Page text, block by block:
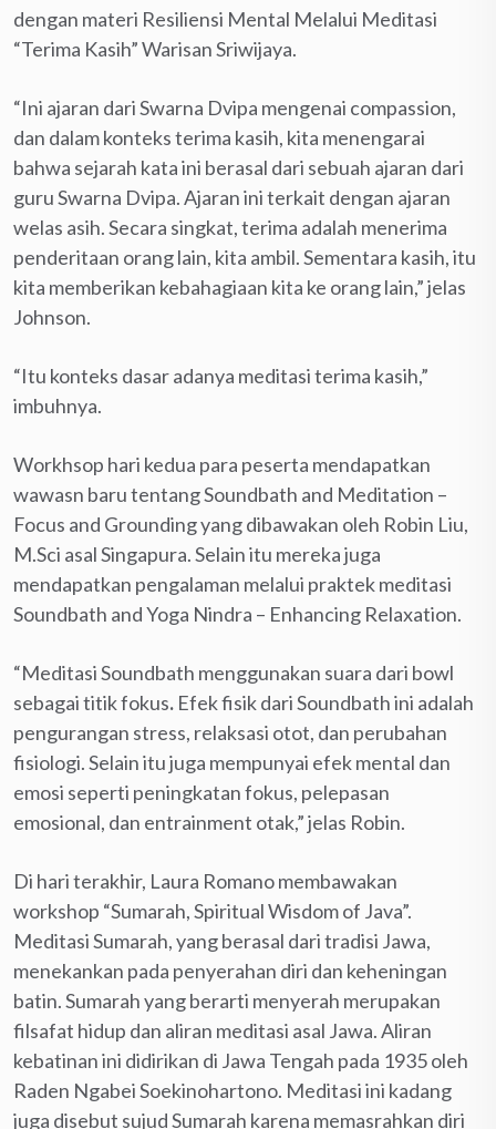
dengan materi Resiliensi Mental Melalui Meditasi
“Terima Kasih” Warisan Sriwijaya.
“Ini ajaran dari Swarna Dvipa mengenai compassion,
dan dalam konteks terima kasih, kita menengarai
bahwa sejarah kata ini berasal dari sebuah ajaran dari
guru Swarna Dvipa. Ajaran ini terkait dengan ajaran
welas asih. Secara singkat, terima adalah menerima
penderitaan orang lain, kita ambil. Sementara kasih, itu
kita memberikan kebahagiaan kita ke orang lain,” jelas
Johnson.
“Itu konteks dasar adanya meditasi terima kasih,”
imbuhnya.
Workhsop hari kedua para peserta mendapatkan
wawasn baru tentang Soundbath and Meditation –
Focus and Grounding yang dibawakan oleh Robin Liu,
M.Sci asal Singapura. Selain itu mereka juga
mendapatkan pengalaman melalui praktek meditasi
Soundbath and Yoga Nindra – Enhancing Relaxation.
“Meditasi Soundbath menggunakan suara dari bowl
sebagai titik fokus. Efek fisik dari Soundbath ini adalah
pengurangan stress, relaksasi otot, dan perubahan
fisiologi. Selain itu juga mempunyai efek mental dan
emosi seperti peningkatan fokus, pelepasan
emosional, dan entrainment otak,” jelas Robin.
Di hari terakhir, Laura Romano membawakan
workshop “Sumarah, Spiritual Wisdom of Java”.
Meditasi Sumarah, yang berasal dari tradisi Jawa,
menekankan pada penyerahan diri dan keheningan
batin.Sumarah yang berarti menyerah merupakan
filsafat hidup dan aliran meditasi asal Jawa. Aliran
kebatinan ini didirikan di Jawa Tengah pada 1935 oleh
Raden Ngabei Soekinohartono. Meditasi ini kadang
juga disebut sujud Sumarah karena memasrahkan diri